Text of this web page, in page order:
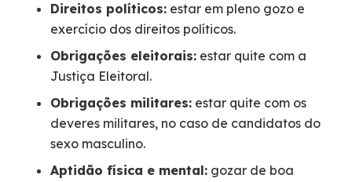
Direitos políticos: estar em pleno gozo e
exercício dos direitos políticos.
Obrigações eleitorais: estar quite com a
Justiça Eleitoral.
Obrigações militares: estar quite com os
deveres militares, no caso de candidatos do
sexo masculino.
Aptidão física e mental: gozar de boa